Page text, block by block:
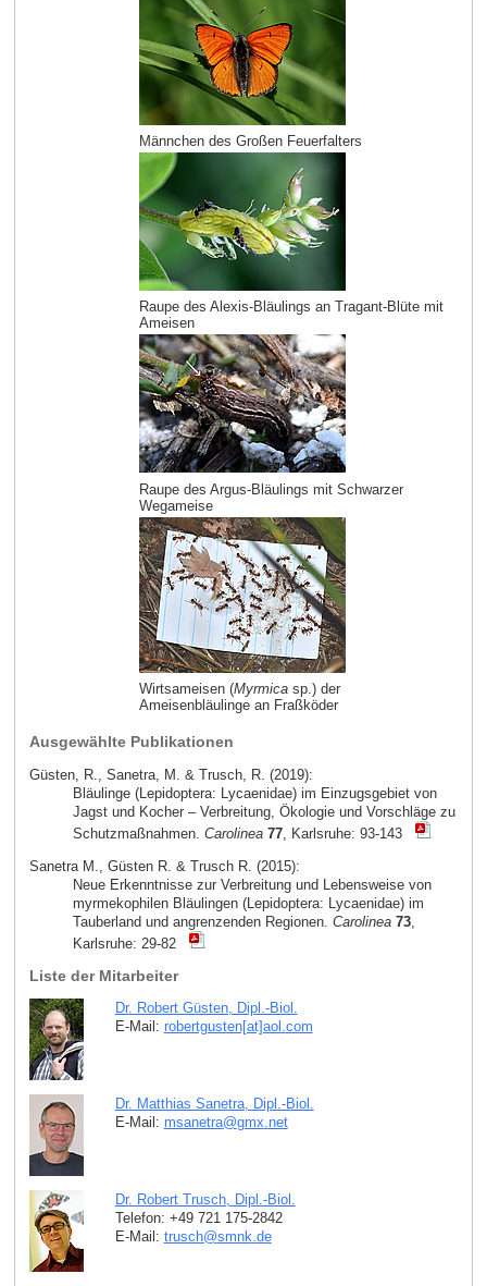
Männchen des Großen Feuerfalters
Raupe des Alexis-Bläulings an Tragant-Blüte mit
Ameisen
Raupe des Argus-Bläulings mit Schwarzer
Wegameise
Wirtsameisen (Myrmicasp.) der
Ameisenbläulinge an Fraßköder
Ausgewählte Publikationen
Güsten, R., Sanetra, M. & Trusch, R. (2019):
Bläulinge (Lepidoptera: Lycaenidae) im Einzugsgebiet von
Jagst und Kocher – Verbreitung, Ökologie und Vorschläge zu
Schutzmaßnahmen. Carolinea 77, Karlsruhe: 93-143
Sanetra M., Güsten R. & Trusch R. (2015):
Neue Erkenntnisse zur Verbreitung und Lebensweise von
myrmekophilen Bläulingen (Lepidoptera: Lycaenidae) im
Tauberland und angrenzenden Regionen. Carolinea 73,
Karlsruhe: 29-82
Liste der Mitarbeiter
Dr. Robert Güsten, Dipl.-Biol.
E-Mail: robertgusten[at]aol .com
Dr. Matthias Sanetra, Dipl.-Biol.
E-Mail: msanetra@gmx.net
Dr. Robert Trusch, Dipl.-Biol.
Telefon: +49 721 175-2842
E-Mail: trusch@smnk de